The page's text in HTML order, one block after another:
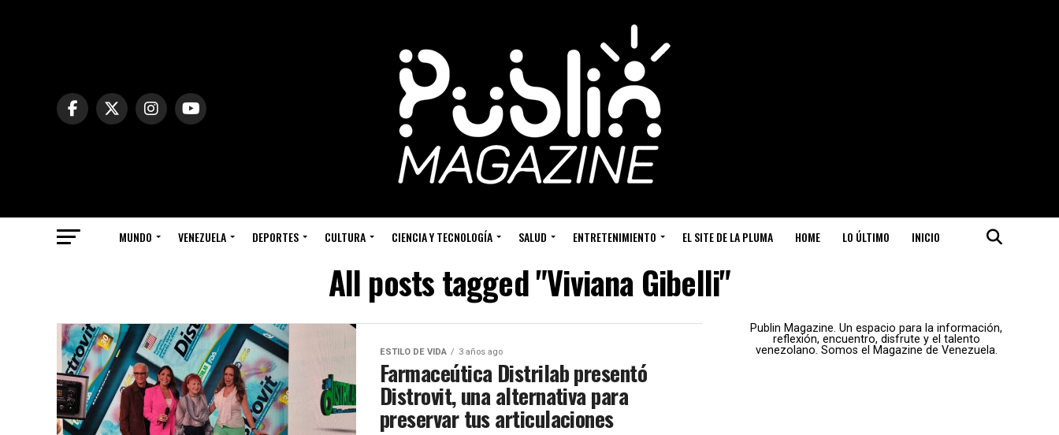
MUNDO VENEZUELA DEPORTES CULTURA CIENCIA Y TECNOLOGÍA SALUD ENTRETENIMIENTO EL SITE DE LA PLUMA HOME LO ÚLTIMO INICIO
All posts tagged "Viviana Gibelli"
ESTILO DE VIDA 3 años ago
Farmaceútica Distrilab presentó
Distrovit, una alternativa para
preservar tus articulaciones
Publin Magazine. Un espacio para la información,
reflexión, encuentro, disfrute y el talento
venezolano. Somos el Magazine de Venezuela.